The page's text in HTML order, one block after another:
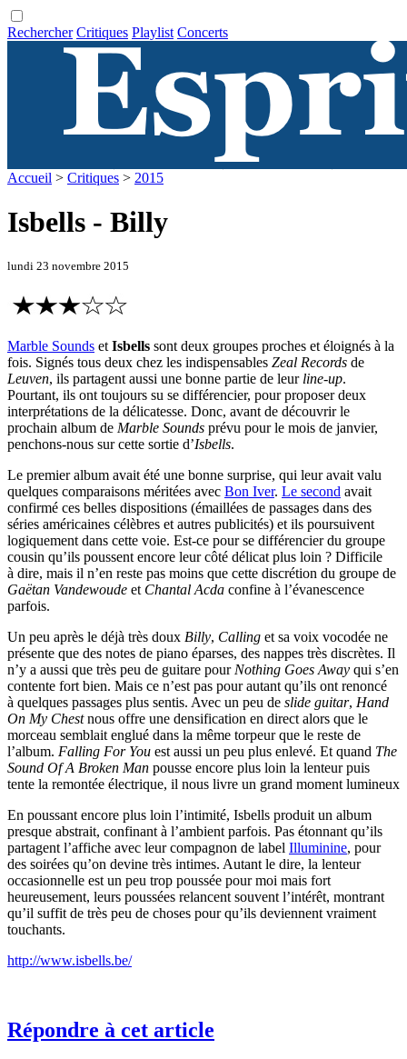
Rechercher Critiques Playlist Concerts
Accueil > Critiques > 2015
Isbells - Billy
lundi 23 novembre 2015
Marble Sounds et Isbells sont deux groupes proches et éloignés à la
fois. Signés tous deux chez les indispensables Zeal Records de
Leuven, ils partagent aussi une bonne partie de leur line-up.
Pourtant, ils ont toujours su se différencier, pour proposer deux
interprétations de la délicatesse. Donc, avant de découvrir le
prochain album de Marble Sounds prévu pour le mois de janvier,
penchons-nous sur cette sortie d’Isbells.
Le premier album avait été une bonne surprise, qui leur avait valu
quelques comparaisons méritées avec Bon Iver. Le second avait
confirmé ces belles dispositions (émaillées de passages dans des
séries américaines célèbres et autres publicités) et ils poursuivent
logiquement dans cette voie. Est-ce pour se différencier du groupe
cousin qu’ils poussent encore leur côté délicat plus loin ? Difficile
à dire, mais il n’en reste pas moins que cette discrétion du groupe de
Gaëtan Vandewoude et Chantal Acda confine à l’évanescence
parfois.
Un peu après le déjà très doux Billy, Calling et sa voix vocodée ne
présente que des notes de piano éparses, des nappes très discrètes. Il
n’y a aussi que très peu de guitare pour Nothing Goes Away qui s’en
contente fort bien. Mais ce n’est pas pour autant qu’ils ont renoncé
à quelques passages plus sentis. Avec un peu de slide guitar, Hand
On My Chestnous offre une densification en direct alors que le
morceau semblait englué dans la même torpeur que le reste de
l’album. Falling For You est aussi un peu plus enlevé. Et quand The
Sound Of A Broken Man pousse encore plus loin la lenteur puis
tente la remontée électrique, il nous livre un grand moment lumineux
En poussant encore plus loin l’intimité, Isbells produit un album
presque abstrait, confinant à l’ambient parfois. Pas étonnant qu’ils
partagent l’affiche avec leur compagnon de label Illuminine, pour
des soirées qu’on devine très intimes. Autant le dire, la lenteur
occasionnelle est un peu trop poussée pour moi mais fort
heureusement, leurs poussées relancent souvent l’intérêt, montrant
qu’il suffit de très peu de choses pour qu’ils deviennent vraiment
touchants.
http://www.isbells.be/
Répondre à cet article